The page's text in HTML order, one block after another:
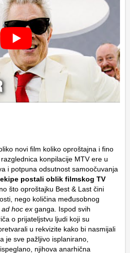
novi film koliko oproštajna i fino
konpilacije MTV ere u
i potpuna odsutnost samoočuvanja
postali oblik filmskog TV
što oproštajku Best & Last čini
nego količina međusobnog
ad hoc ex ganga. Ispod svih
o prijateljstvu ljudi koji su
u rekvizite kako bi nasmijali
je sve pažljivo isplanirano,
njihova anarhična